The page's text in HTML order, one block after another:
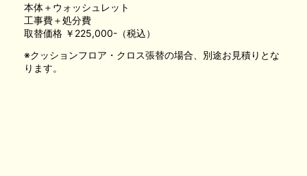
※クッションフロア・クロス張替の場合、別途お見積りとな
ります。
本体＋ウォッシュレット
工事費＋処分費
取替価格 ￥225,000-（税込）